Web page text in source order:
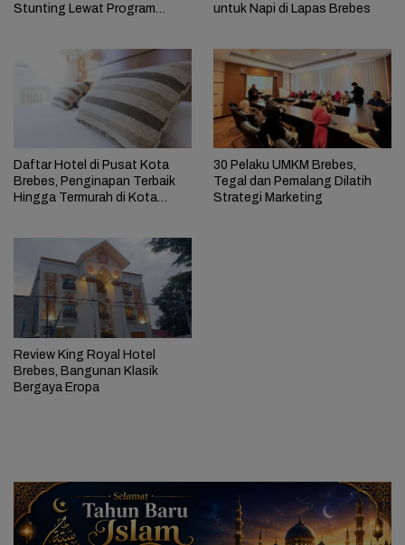
Stunting Lewat Program
untuk Napi di Lapas Brebes
Daftar Hotel di Pusat Kota
Brebes, Penginapan Terbaik
Hingga Termurah di Kota
30 Pelaku UMKM Brebes,
Tegal dan Pemalang Dilatih
Strategi Marketing
Review King Royal Hotel
Brebes, Bangunan Klasik
Bergaya Eropa